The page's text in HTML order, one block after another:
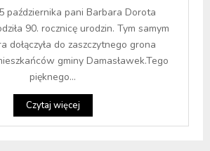
października pani Barbara Dorota
90. rocznicę urodzin. Tym samym
dołączyła do zaszczytnego grona
gminy Damasławek.Tego
pięknego...
Czytaj więcej